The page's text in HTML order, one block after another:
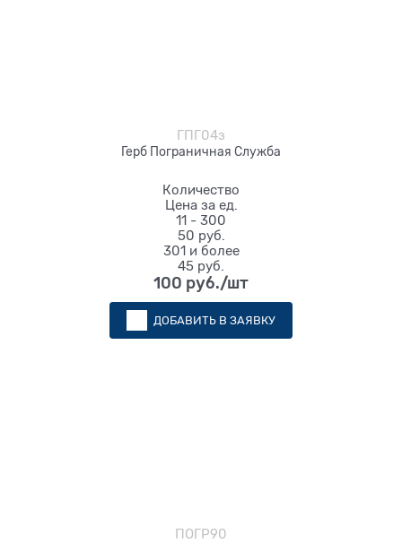
ГПГ04з
Герб Пограничная Служба
Количество
Цена за ед.
11 - 300
50 руб.
301 и более
45 руб.
100 руб./шт
ДОБАВИТЬ В ЗАЯВКУ
ПОГР90